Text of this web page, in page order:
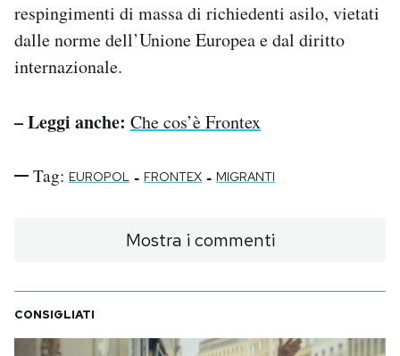
respingimenti di massa di richiedenti asilo, vietati
dalle norme dell’Unione Europea e dal diritto
internazionale.
– Leggi anche: Che cos’è Frontex
Tag: EUROPOL - FRONTEX - MIGRANTI
Mostra i commenti
CONSIGLIATI